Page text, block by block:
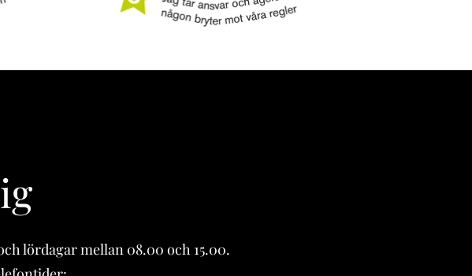
lördagar mellan 08.00 och 15.00.